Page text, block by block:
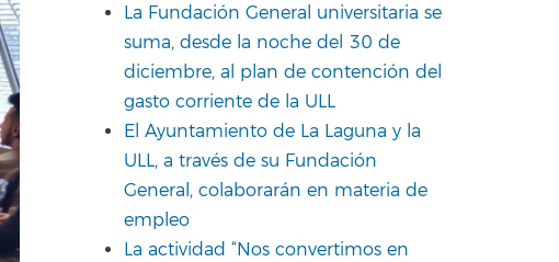
La Fundación General universitaria se
suma, desde la noche del 30 de
diciembre, al plan de contención del
gasto corriente de la ULL
El Ayuntamiento de La Laguna y la
ULL, a través de su Fundación
General, colaborarán en materia de
empleo
La actividad “Nos convertimos en